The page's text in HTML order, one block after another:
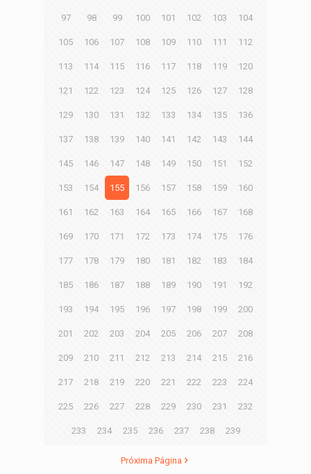
97 98 99 100 101 102 103 104
105 106 107 108 109 110 111 112
113 114 115 116 117 118 119 120
121 122 123 124 125 126 127 128
129 130 131 132 133 134 135 136
137 138 139 140 141 142 143 144
145 146 147 148 149 150 151 152
153 154 155 156 157 158 159 160
161 162 163 164 165 166 167 168
169 170 171 172 173 174 175 176
177 178 179 180 181 182 183 184
185 186 187 188 189 190 191 192
193 194 195 196 197 198 199 200
201 202 203 204 205 206 207 208
209 210 211 212 213 214 215 216
217 218 219 220 221 222 223 224
225 226 227 228 229 230 231 232
233 234 235 236 237 238 239
Próxima Página